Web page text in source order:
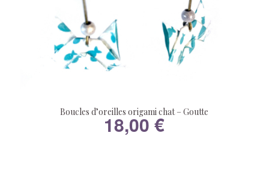
Boucles d’oreilles origami chat – Goutte
18,00€